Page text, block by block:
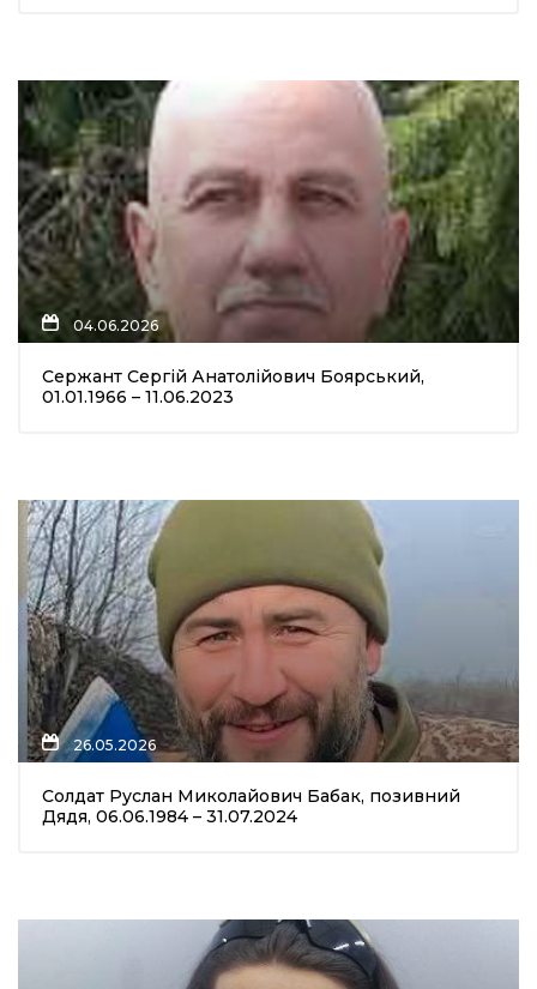
04.06.2026
Сержант Сергій Анатолійович Боярський,
01.01.1966 – 11.06.2023
26.05.2026
Солдат Руслан Миколайович Бабак, позивний
Дядя, 06.06.1984 – 31.07.2024